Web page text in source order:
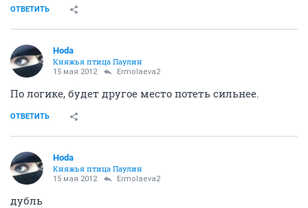
ОТВЕТИТЬ
Hoda
Княжья птица Паулин
15 мая 2012 Ermolaeva2
По логике, будет другое место потеть сильнее.
ОТВЕТИТЬ
Hoda
Княжья птица Паулин
15 мая 2012 Ermolaeva2
дубль